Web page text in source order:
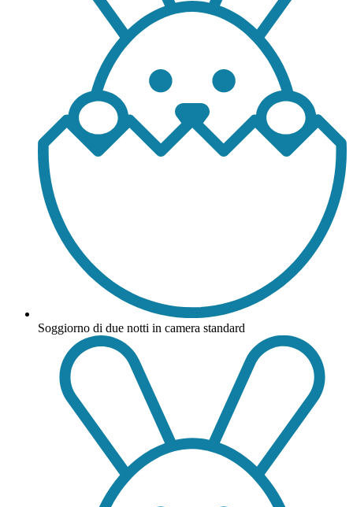
Soggiorno di due notti in camera standard